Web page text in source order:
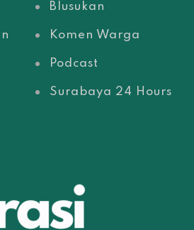
Blusukan
Komen Warga
Podcast
Surabaya 24 Hours